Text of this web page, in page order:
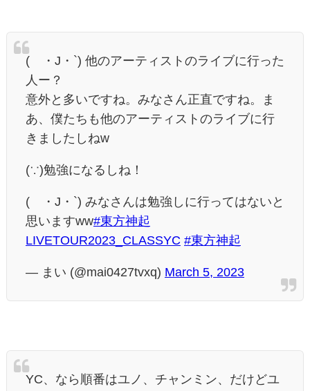
(´・J・`) 他のアーティストのライブに行った
人ー？
意外と多いですね。みなさん正直ですね。ま
あ、僕たちも他のアーティストのライブに行
きましたしねw
(∵)勉強になるしね！
(´・J・`) みなさんは勉強しに行ってはないと
思いますww#東方神起
LIVETOUR2023_CLASSYC #東方神起
— まい (@mai0427tvxq) March 5, 2023
YC、なら順番はユノ、チャンミン、だけどユ